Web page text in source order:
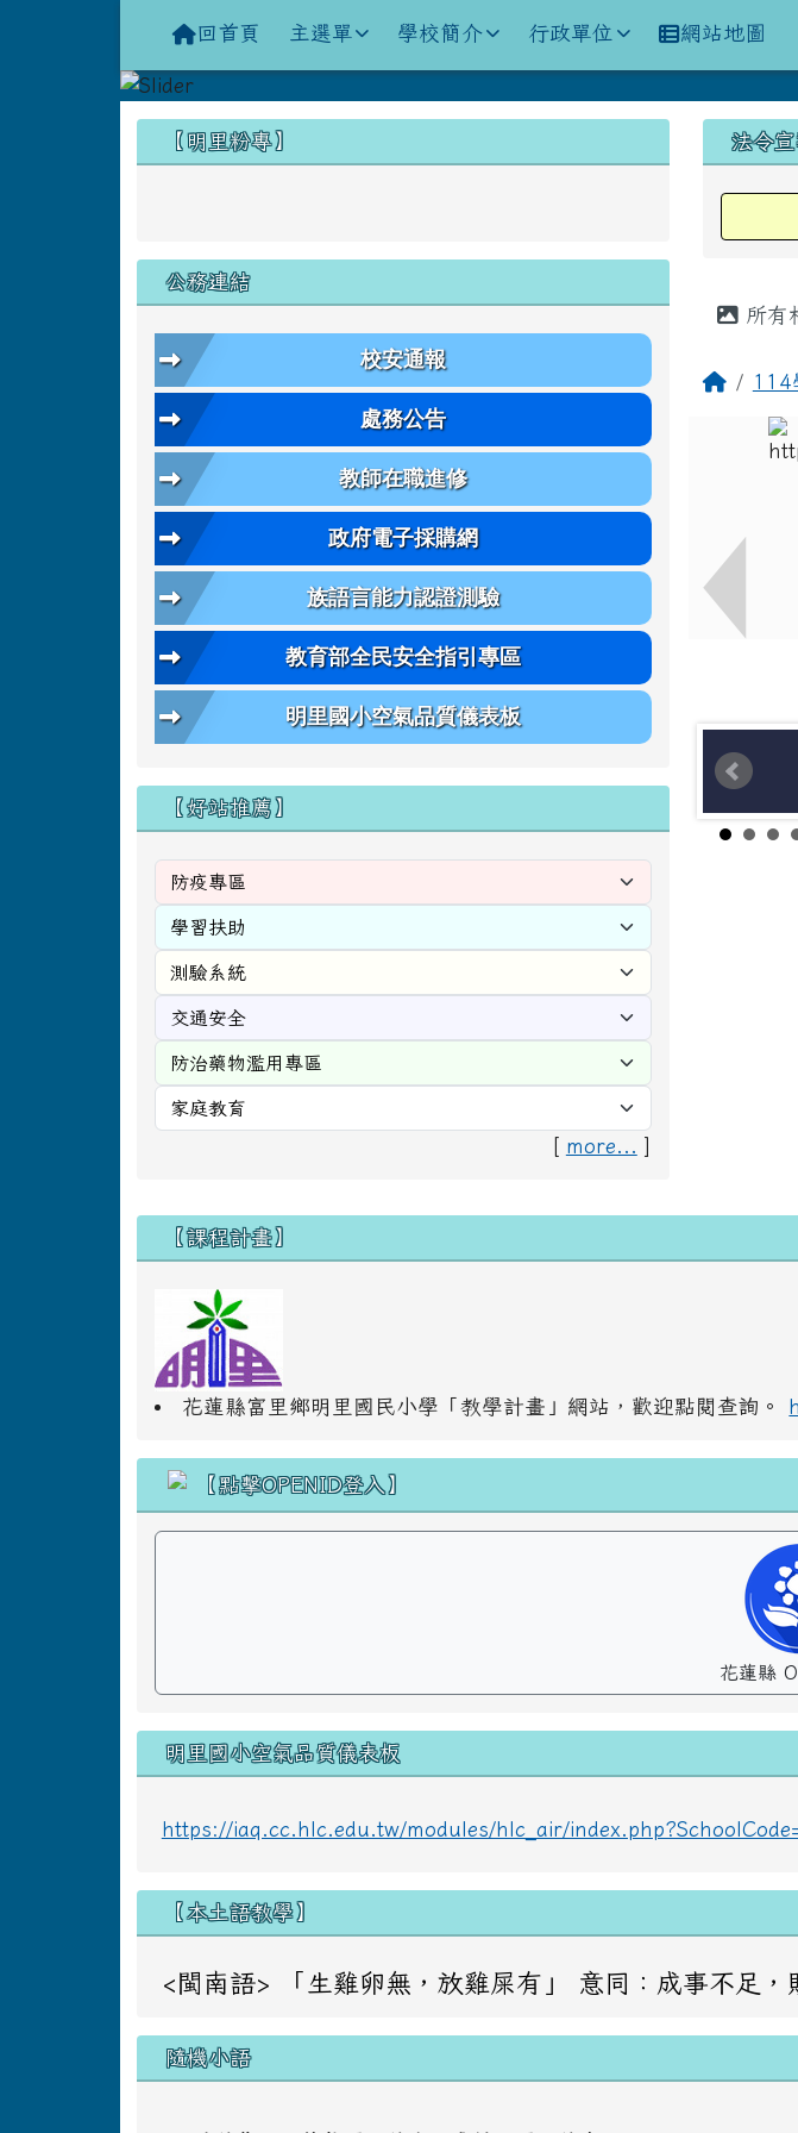
花蓮縣立明里國小全球資訊網
回首頁 主選單 學校簡介 行政單位 網站地圖
左邊區域內容
【明里粉專】
公務連結
校安通報
處務公告
教師在職進修
政府電子採購網
族語言能力認證測驗
教育部全民安全指引專區
明里國小空氣品質儀表板
【好站推薦】
[ more...
上中
法令
主內
所有
回首頁
114
右邊區域內容
【課程計畫】
花蓮縣富里鄉明里國民小學「教學計畫」網站，歡迎點閱查詢。
花蓮縣
明里國小空氣品質儀表板
https://iaq.cc.hlc.edu.tw/modules/hlc_air/
【本土語教學】
<閩南語> 「生雞卵無，放雞屎有」 意同：成事不
隨機小語
頁尾區域